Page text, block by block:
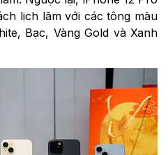
lịch lãm với các tông màu
Bạc, Vàng Gold và Xanh